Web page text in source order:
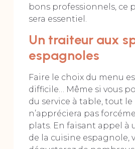
bons professionnels, ce
sera essentiel.
Un traiteur aux
espagnoles
Faire le choix du menu
difficile… Même si vous
du service à table, tout
n’appréciera pas
plats. En faisant appel à
de la cuisine espagnole,